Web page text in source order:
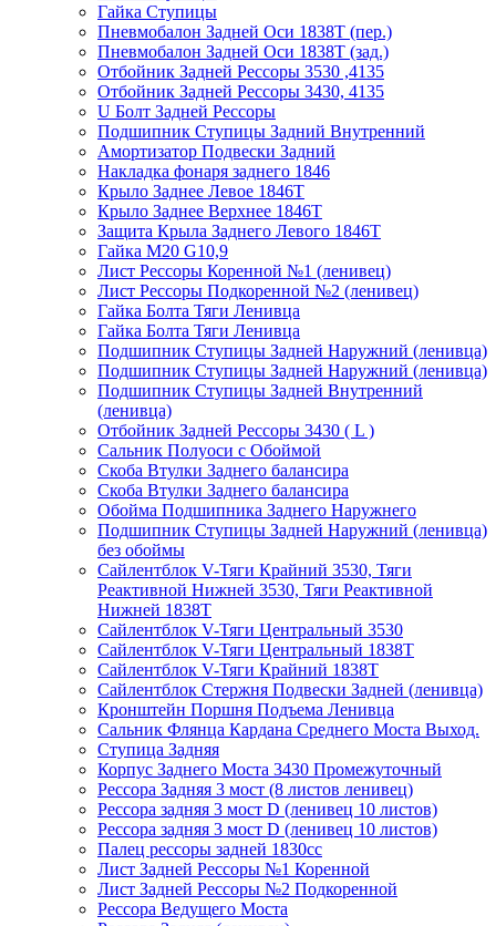
Гайка Ступицы
Пневмобалон Задней Оси 1838Т (пер.)
Пневмобалон Задней Оси 1838Т (зад.)
Отбойник Задней Рессоры 3530 ,4135
Отбойник Задней Рессоры 3430, 4135
U Болт Задней Рессоры
Подшипник Ступицы Задний Внутренний
Амортизатор Подвески Задний
Накладка фонаря заднего 1846
Крыло Заднее Левое 1846Т
Крыло Заднее Верхнее 1846Т
Защита Крыла Заднего Левого 1846Т
Гайка М20 G10,9
Лист Рессоры Коренной №1 (ленивец)
Лист Рессоры Подкоренной №2 (ленивец)
Гайка Болта Тяги Ленивца
Гайка Болта Тяги Ленивца
Подшипник Ступицы Задней Наружний (ленивца)
Подшипник Ступицы Задней Наружний (ленивца)
Подшипник Ступицы Задней Внутренний
(ленивца)
Отбойник Задней Рессоры 3430 ( L )
Сальник Полуоси с Обоймой
Скоба Втулки Заднего балансира
Скоба Втулки Заднего балансира
Обойма Подшипника Заднего Наружнего
Подшипник Ступицы Задней Наружний (ленивца)
без обоймы
Сайлентблок V-Тяги Крайний 3530, Тяги
Реактивной Нижней 3530, Тяги Реактивной
Нижней 1838Т
Сайлентблок V-Тяги Центральный 3530
Сайлентблок V-Тяги Центральный 1838Т
Сайлентблок V-Тяги Крайний 1838Т
Сайлентблок Стержня Подвески Задней (ленивца)
Кронштейн Поршня Подъема Ленивца
Сальник Флянца Кардана Среднего Моста Выход.
Ступица Задняя
Корпус Заднего Моста 3430 Промежуточный
Рессора Задняя 3 мост (8 листов ленивец)
Рессора задняя 3 мост D (ленивец 10 листов)
Рессора задняя 3 мост D (ленивец 10 листов)
Палец рессоры задней 1830сс
Лист Задней Рессоры №1 Коренной
Лист Задней Рессоры №2 Подкоренной
Рессора Ведущего Моста